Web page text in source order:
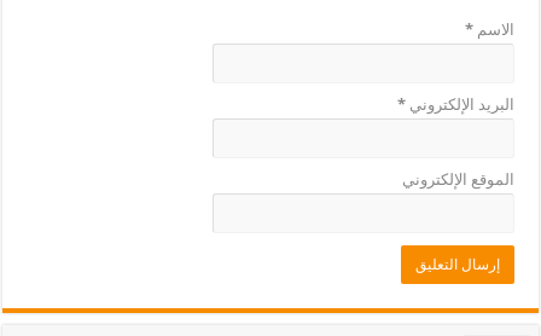
الاسم*
البريد الإلكتروني*
الموقع الإلكتروني